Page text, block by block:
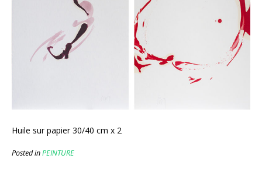
Huile sur papier 30/40 cm x 2
Posted inPEINTURE